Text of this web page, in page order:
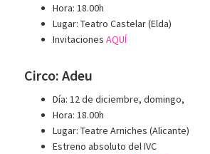
Hora: 18.00h
Lugar: Teatro Castelar (Elda)
InvitacionesAQUÍ
Circo: Adeu
Día: 12 de diciembre, domingo,
Hora: 18.00h
Lugar: Teatre Arniches (Alicante)
Estreno absoluto del IVC